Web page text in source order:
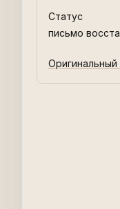
Статус
письмо
Оригинальный